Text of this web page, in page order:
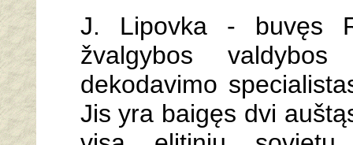
J. Lipovka - buvęs
žvalgybos
dekodavimo
Jis yra baigęs dvi